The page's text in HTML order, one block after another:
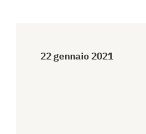
22 gennaio 2021